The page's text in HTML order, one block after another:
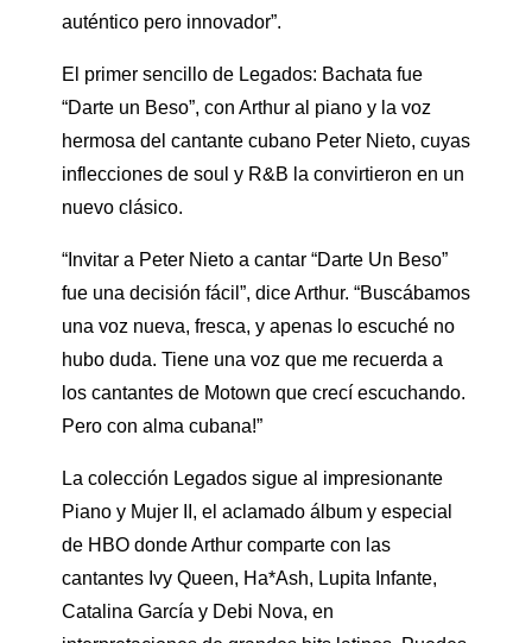
auténtico pero innovador”.
El primer sencillo de Legados: Bachata fue
“Darte un Beso”, con Arthur al piano y la voz
hermosa del cantante cubano Peter Nieto, cuyas
inflecciones de soul y R&B la convirtieron en un
nuevo clásico.
“Invitar a Peter Nieto a cantar “Darte Un Beso”
fue una decisión fácil”, dice Arthur. “Buscábamos
una voz nueva, fresca, y apenas lo escuché no
hubo duda. Tiene una voz que me recuerda a
los cantantes de Motown que crecí escuchando.
Pero con alma cubana!”
La colección Legados sigue al impresionante
Piano y Mujer II, el aclamado álbum y especial
de HBO donde Arthur comparte con las
cantantes Ivy Queen, Ha*Ash, Lupita Infante,
Catalina García y Debi Nova, en